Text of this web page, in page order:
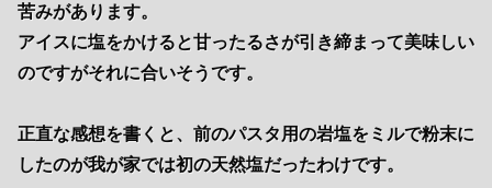
苦みがあります。
アイスに塩をかけると甘ったるさが引き締まって美味しい
のですがそれに合いそうです。
正直な感想を書くと、前のパスタ用の岩塩をミルで粉末に
したのが我が家では初の天然塩だったわけです。